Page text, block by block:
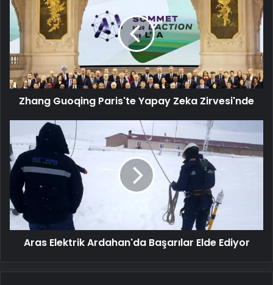
Paris'te
Yapay
Zeka
Zirvesi'nde
Zhang Guoqing Paris'te Yapay Zeka Zirvesi'nde
Elektrik
Ardahan'da
Başarılar
Elde
Ediyor
Aras Elektrik Ardahan'da Başarılar Elde Ediyor